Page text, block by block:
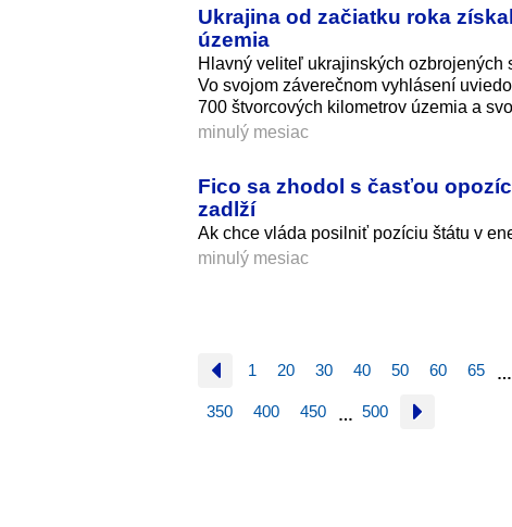
Ukrajina od začiatku roka
územia
Hlavný veliteľ ukrajinských ozbrojených
Vo svojom záverečnom vyhlásení
700 štvorcových kilometrov územia a
minulý mesiac
Fico sa zhodol s časťou
zadlží
Ak chce vláda posilniť pozíciu štátu v
minulý mesiac
1 20 30 40 50 60 65 …
350 400 450 … 500